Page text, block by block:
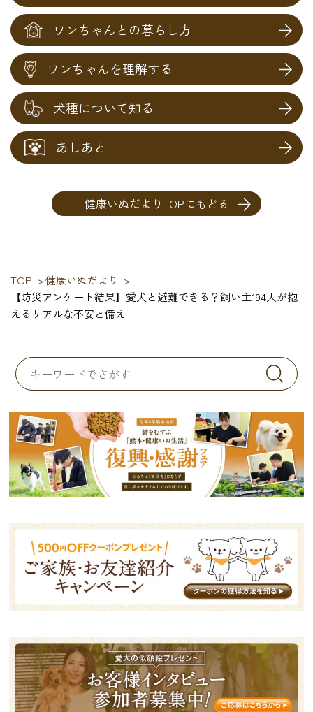
ワンちゃんとの暮らし方
ワンちゃんを理解する
犬種について知る
あしあと
健康いぬだよりTOPにもどる
TOP
健康いぬだより
【防災アンケート結果】愛犬と避難できる？飼い主194人が抱
えるリアルな不安と備え